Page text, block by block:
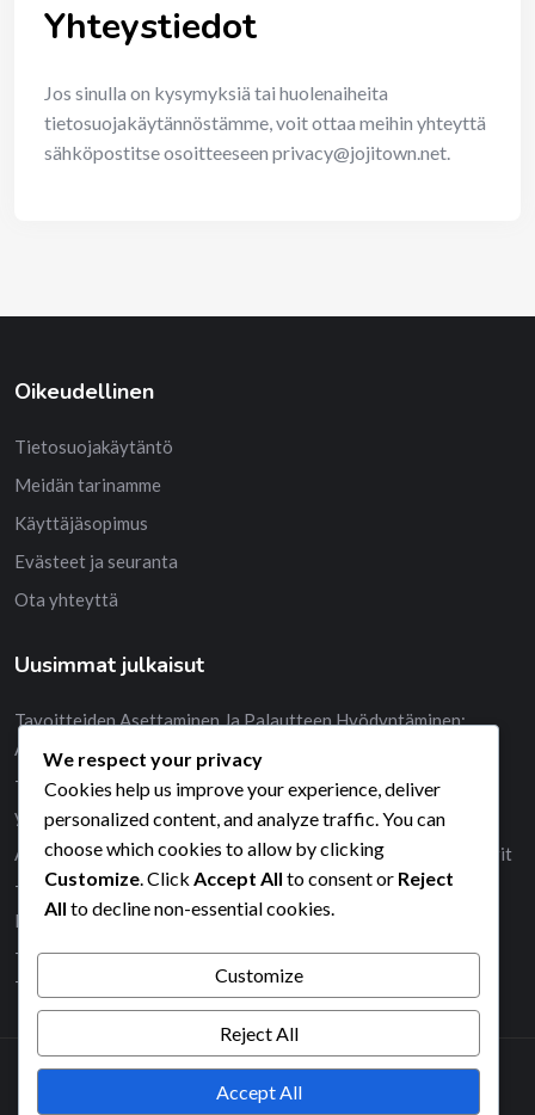
Yhteystiedot
Jos sinulla on kysymyksiä tai huolenaiheita
tietosuojakäytännöstämme, voit ottaa meihin yhteyttä
sähköpostitse osoitteeseen privacy@jojitown.net.
Oikeudellinen
Tietosuojakäytäntö
Meidän tarinamme
Käyttäjäsopimus
Evästeet ja seuranta
Ota yhteyttä
Uusimmat julkaisut
Tavoitteiden Asettaminen Ja Palautteen Hyödyntäminen:
Arviointi, Kehitys, Oppiminen
Tavoitteiden Arviointi: Seuranta, Mittarit, Onnistuminen
yrittäjille
Ajankäytön Analyysi Yrittäjille: Arviointi, Parannukset, Mittarit
Tasapaino Ja Työelämän Haasteet Yrittäjille: Ongelmat,
Ratkaisut, Sopeutuminen
Tavoitteiden Asettaminen Ja Tehokkuus: Tuottavuus,
Työskentelytavat, Työkalut yrittäjille
2026© All right reserved by Radiustheme
We respect your privacy
Cookies help us improve your experience, deliver
personalized content, and analyze traffic. You can
choose which cookies to allow by clicking
Customize . Click Accept All to consent or Reject
All to decline non-essential cookies.
Customize
Reject All
Accept All